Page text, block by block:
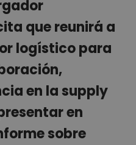
que reunirá a
logístico para
en la supply
en
sobre